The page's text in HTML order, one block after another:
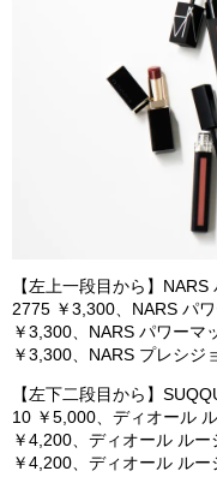
【左上一段目から】
2775 ￥3,300、NARS パ
￥3,300、NARS パワーマ
￥3,300、NARS プレシジ
【左下二段目から】
10 ￥5,000、ディオール
￥4,200、ディオール ル
￥4,200、ディオール ル